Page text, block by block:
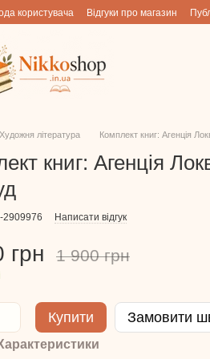
користувача Відгуки про магазин
Художня література Комплект книг: Агенція
книг: Агенція
2909976 Написати відгук
грн 1 900 грн
Купити Замовити